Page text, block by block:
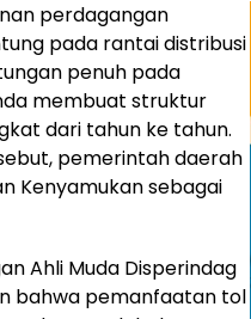
perdagangan
pada rantai distribusi
penuh pada
membuat struktur
dari tahun ke tahun.
pemerintah daerah
Kenyamukan sebagai
Ahli Muda Disperindag
bahwa pemanfaatan tol